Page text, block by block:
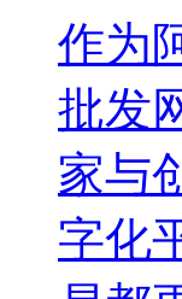
作为
批发
家与
字化